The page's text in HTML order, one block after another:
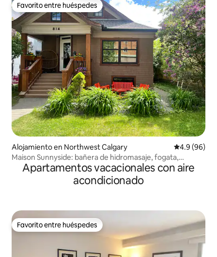
Favorito entre huéspedes
Favorito entre huéspedes
Alojamiento en Northwest Calgary Calificación
4.9 (96)
Maison Sunnyside: bañera de hidromasaje, fogata,
trampolín/aire acondicionado
Apartamentos vacacionales con aire
acondicionado
Favorito entre huéspedes
Favorito entre huéspedes